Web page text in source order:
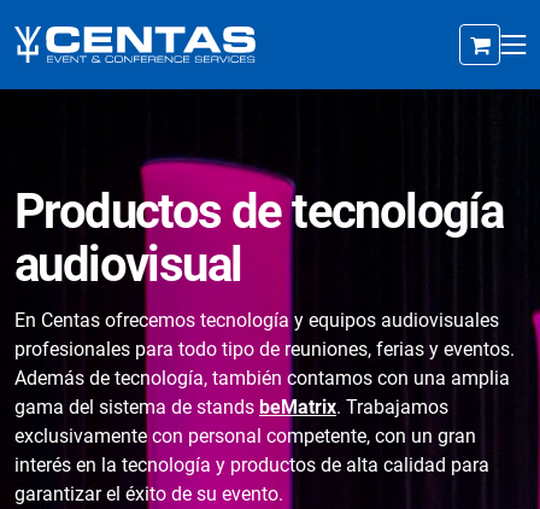
Productos de tecnología
audiovisual
En Centas ofrecemos tecnología y equipos audiovisuales
profesionales para todo tipo de reuniones, ferias y eventos.
Además de tecnología, también contamos con una amplia
gama del sistema de stands beMatrix. Trabajamos
exclusivamente con personal competente, con un gran
interés en la tecnología y productos de alta calidad para
garantizar el éxito de su evento.